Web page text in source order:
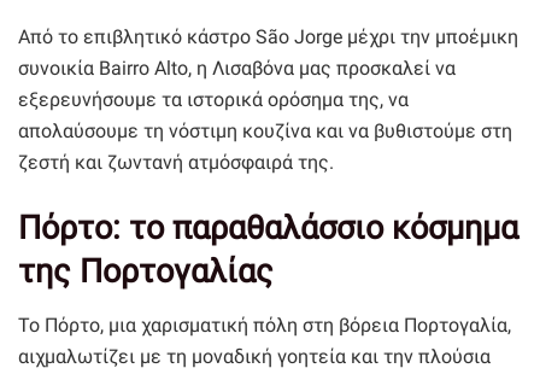
Από το επιβλητικό κάστρο São Jorge μέχρι την μποέμικη
συνοικία Bairro Alto, η Λισαβόνα μας προσκαλεί να
εξερευνήσουμε τα ιστορικά ορόσημα της, να
απολαύσουμε τη νόστιμη κουζίνα και να βυθιστούμε στη
ζεστή και ζωντανή ατμόσφαιρά της.
Πόρτο: το παραθαλάσσιο κόσμημα
της Πορτογαλίας
Το Πόρτο, μια χαρισματική πόλη στη βόρεια Πορτογαλία,
αιχμαλωτίζει με τη μοναδική γοητεία και την πλούσια